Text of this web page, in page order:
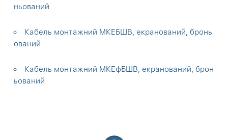
ньований
Кабель монтажний МКЕБШВ, екранований, бронь
ований
Кабель монтажний МКЕфБШВ, екранований, брон
ьований